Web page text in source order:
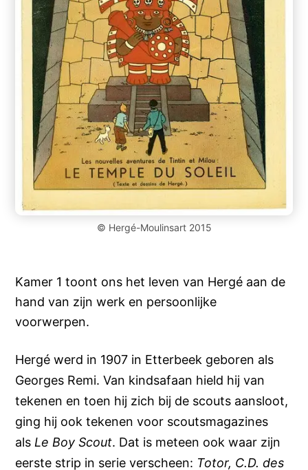
© Hergé-Moulinsart 2015
Kamer 1 toont ons het leven van Hergé aan de
hand van zijn werk en persoonlijke
voorwerpen.
Hergé werd in 1907 in Etterbeek geboren als
Georges Remi. Van kindsafaan hield hij van
tekenen en toen hij zich bij de scouts aansloot,
ging hij ook tekenen voor scoutsmagazines
als Le Boy Scout. Dat is meteen ook waar zijn
eerste strip in serie verscheen: Totor, C.D. des